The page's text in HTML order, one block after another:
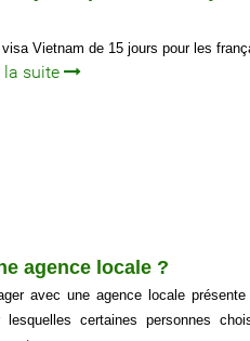
visa Vietnam de 15 jours pour les
la suite
agence locale ?
avec une agence locale
lesquelles certaines personnes